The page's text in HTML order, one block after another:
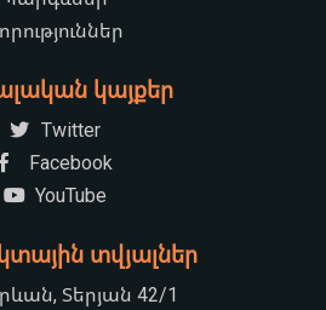
կայքեր
Twitter
Facebook
YouTube
տվյալներ
Տերյան 42/1